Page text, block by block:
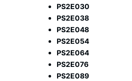
PS2E030
PS2E038
PS2E048
PS2E054
PS2E064
PS2E076
PS2E089